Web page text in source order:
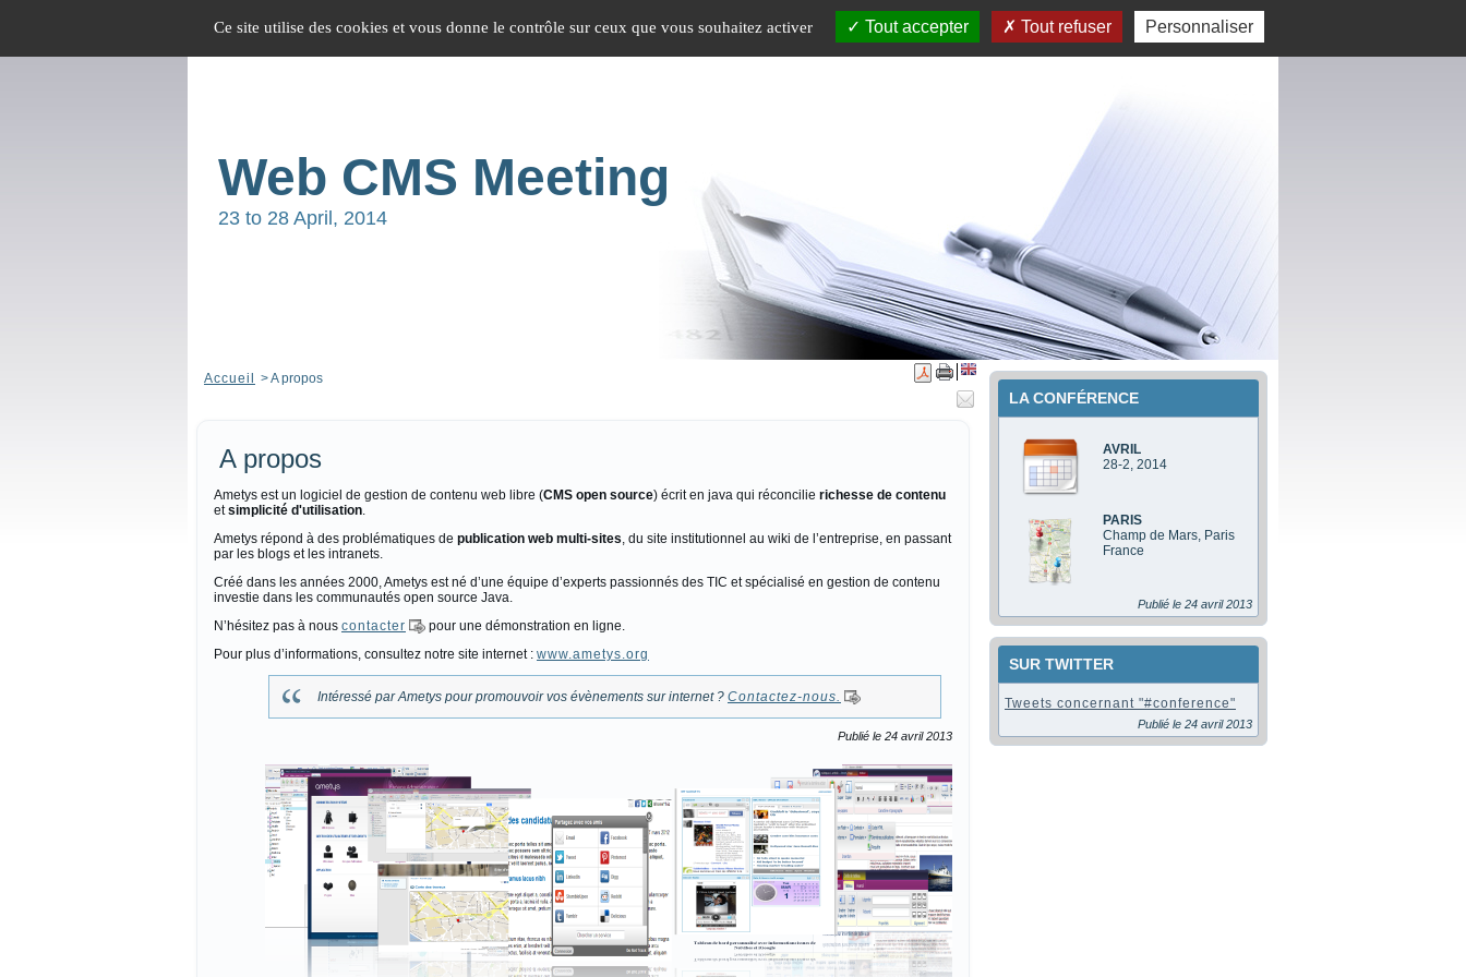
Web CMS Meeting
23 to 28 April, 2014
Accueil >A propos
A propos
Ametys est un logiciel de gestion de contenu web libre (CMS open source) écrit en java qui réconcilie richesse de contenu
etsimplicité d'utilisation.
Ametys répond à des problématiques de publication web multi-sites, du site institutionnel au wiki de l’entreprise, en passant
par les blogs et les intranets.
Créé dans les années 2000, Ametys est né d’une équipe d’experts passionnés des TIC et spécialisé en gestion de contenu
investie dans les communautés open source Java.
N’hésitez pas à nous contacter
pour une démonstration en ligne.
Pour plus d’informations, consultez notre site internet : www.ametys.org
Intéressé par Ametys pour promouvoir vos évènements sur internet ? Contactez-nous.
Publié le 24 avril 2013
LA CONFÉRENCE
AVRIL
28-2, 2014
PARIS
Champ de Mars, Paris
France
Publié le 24 avril 2013
SUR TWITTER
Tweets concernant "#conference"
Publié le 24 avril 2013
Ce site utilise des cookies et vous donne le contrôle sur ceux que vous souhaitez activer Tout accepter Tout refuser Personnaliser